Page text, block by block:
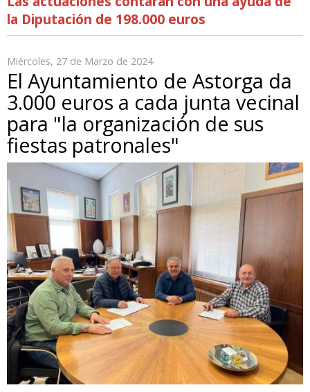
la Diputación de 198.000 euros
Miércoles, 27 de Marzo de 2024
El Ayuntamiento de Astorga da
3.000 euros a cada junta vecinal
para "la organización de sus
fiestas patronales"